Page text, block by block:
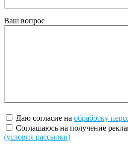
Ваш вопрос
Даю согласие на обработку
Соглашаюсь на получение
(условия рассылки)